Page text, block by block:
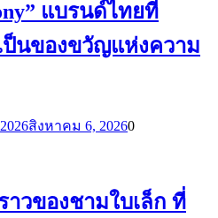
แบรนด์ไทยที่
ป็นของขวัญแห่งความ
สิงหาคม 6, 20260
าวของชามใบเล็ก ที่